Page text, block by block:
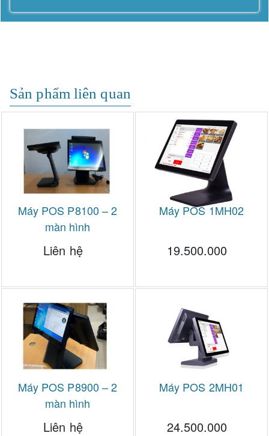
Sản phẩm liên quan
Máy POS P8100 – 2
màn hình
Liên hệ
Máy POS 1MH02
19.500.000
Máy POS P8900 – 2
màn hình
Liên hệ
Máy POS 2MH01
24.500.000